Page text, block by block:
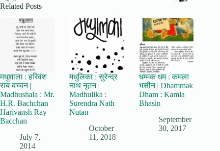
Related Posts
मधुशाला : हरिवंश
राय बच्चन |
Madhushala : Mr.
H.R. Bachchan
Harivansh Ray
Bacchan
July 7,
2014
मधुलिका : सुरेन्द्र
नाथ नूतन |
Madhulika :
Surendra Nath
Nutan
October
11, 2018
धम्मक धम : कमला
भसीन | Dhammak
Dham : Kamla
Bhasin
September
30, 2017